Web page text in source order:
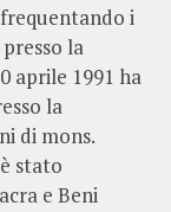
i
la
aprile 1991 ha
la
di mons.
stato
e Beni